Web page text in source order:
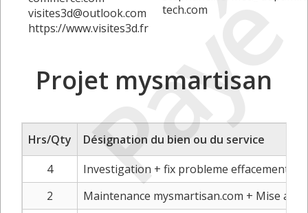
Payé
visites3d@outlook.com
https://www.visites3d.fr
tech.com
Projet mysmartisan
Hrs/Qty
Désignation du bien ou du service
4
Investigation + fix probleme effacement
2
Maintenance mysmartisan.com + Mise a